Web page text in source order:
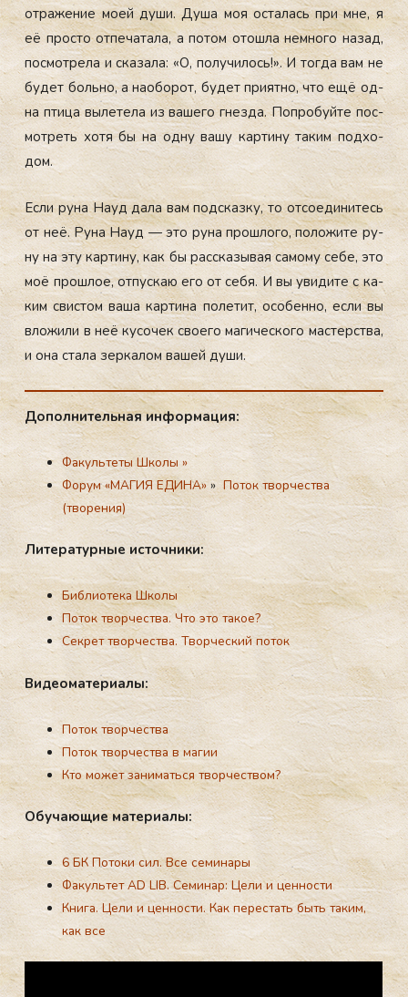
от­ра­жение мо­ей ду­ши. Ду­ша моя ос­та­лась при мне, я
её прос­то от­пе­чата­ла, а по­том отош­ла нем­но­го на­зад,
пос­мотре­ла и ска­зала: «О, по­лучи­лось!». И тог­да вам не
бу­дет боль­но, а на­обо­рот, бу­дет при­ят­но, что ещё од­
на пти­ца вы­лете­ла из ва­шего гнез­да. Поп­ро­буй­те пос­
мотреть хо­тя бы на од­ну ва­шу кар­ти­ну та­ким под­хо­
дом.
Ес­ли ру­на На­уд да­ла вам под­сказ­ку, то от­со­еди­нитесь
от неё. Ру­на На­уд — это ру­на прош­ло­го, по­ложи­те ру­
ну на эту кар­ти­ну, как бы рас­ска­зывая са­мому се­бе, это
моё прош­лое, от­пускаю его от се­бя. И вы уви­дите с ка­
ким свис­том ва­ша кар­ти­на по­летит, осо­бен­но, ес­ли вы
вло­жили в неё ку­сочек сво­его ма­гичес­ко­го мас­терс­тва,
и она ста­ла зер­ка­лом ва­шей ду­ши.
До­пол­ни­тель­ная ин­фор­ма­ция:
Факультеты Школы »
Форум «МАГИЯ ЕДИНА»»Поток творчества
(творения)
Ли­те­ра­тур­ные ис­точ­ни­ки:
Библиотека Школы
Поток твoрчества. Что это такое?
Секрет творчества. Творческий поток
Ви­де­ома­те­ри­алы:
Поток твoрчества
Поток твoрчества в магии
Кто может заниматься творчеством?
Обу­ча­ющие ма­те­ри­алы:
6 БК Потоки сил. Все семи­нары
Факультет AD LIB. Семинар: Цели и ценности
Книга. Цели и ценности. Как перестать быть таким,
как все